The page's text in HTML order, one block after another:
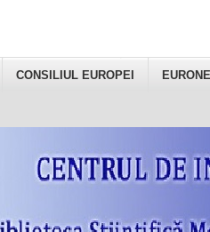
CONSILIUL EUROPEI